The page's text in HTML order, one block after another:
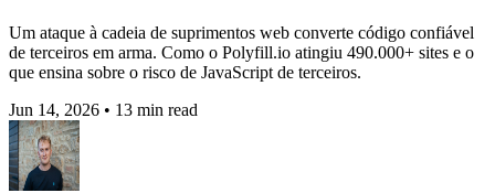
Um ataque à cadeia de suprimentos web converte código confiável
de terceiros em arma. Como o Polyfill.io atingiu 490.000+ sites e o
que ensina sobre o risco de JavaScript de terceiros.
Jun 14, 2026 • 13 min read